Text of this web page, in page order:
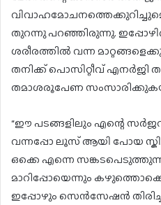
തുറന്നു പറഞ്ഞിരുന്നു.
ശരീരത്തിൽ വന്ന
തനിക്ക് പൊസിറ്റീവ് എനർജി
തമാശരൂപേണ
“ഈ പടങ്ങളിലും എന്റെ
വന്നപ്പോ ലൂസ് ആയി പോയ
ഒക്കെ എന്നെ
മാറിപ്പോയെന്നും കഴുത്തൊക്കെ
ഇപ്പോഴും സെൻസേഷൻ തിരിച്ചു